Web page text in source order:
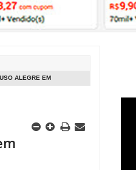
ALEGRE EM